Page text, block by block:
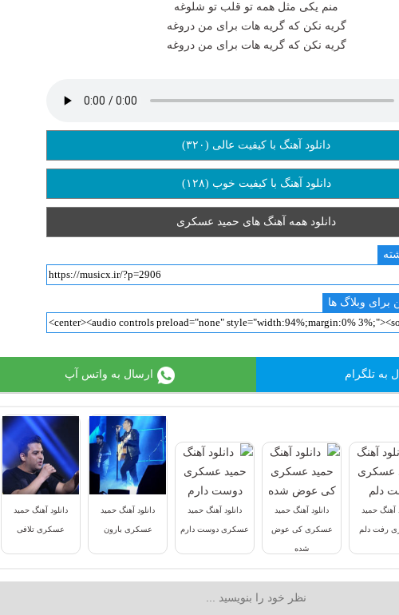
منم یکی مثل همه تو قلب تو شلوغه
گریه نکن که گریه هات برای من دروغه
گریه نکن که گریه هات برای من دروغه
دانلود آهنگ با کیفیت عالی (۳۲۰)
دانلود آهنگ با کیفیت خوب (۱۲۸)
دانلود همه آهنگ های حمید عسکری
برای وبلاگ ها
به تلگرام ارسال به واتس آپ
آهنگ حمید
رفت دلم
دانلود آهنگ حمید
عسکری کی عوض
شده
دانلود آهنگ حمید
عسکری دوست دارم
دانلود آهنگ حمید
عسکری بارون
دانلود آهنگ حمید
عسکری تلافی